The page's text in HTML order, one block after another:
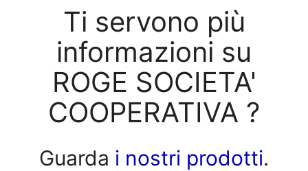
Ti servono più
informazioni su
ROGE SOCIETA'
COOPERATIVA ?
Guarda i nostri prodotti.